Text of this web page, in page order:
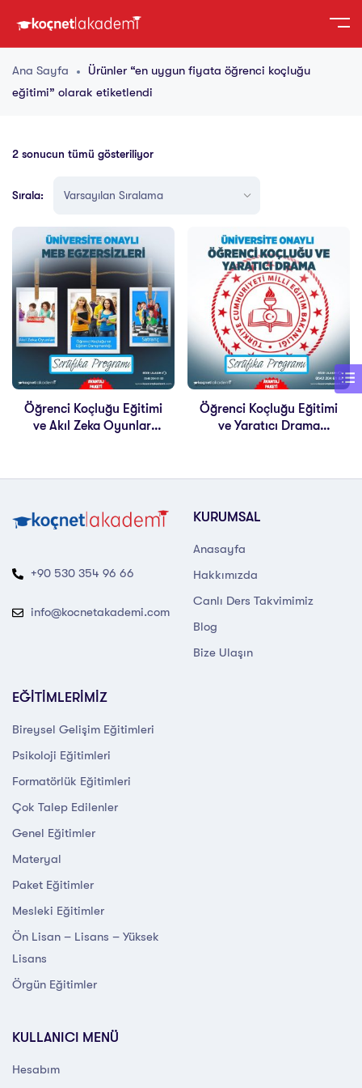
Ana Sayfa
Ürünler “en uygun fiyata öğrenci koçluğu
eğitimi” olarak etiketlendi
2 sonucun tümü gösteriliyor
Sırala:
Öğrenci Koçluğu Eğitimi
ve Akıl Zeka Oyunları
Öğrenci Koçluğu Eğitimi
ve Yaratıcı Drama
+90 530 354 96 66
info@kocnetakademi.com
KURUMSAL
Anasayfa
Hakkımızda
Canlı Ders Takvimimiz
Blog
Bize Ulaşın
EĞİTİMLERİMİZ
Bireysel Gelişim Eğitimleri
Psikoloji Eğitimleri
Formatörlük Eğitimleri
Çok Talep Edilenler
Genel Eğitimler
Materyal
Paket Eğitimler
Mesleki Eğitimler
Ön Lisan – Lisans – Yüksek
Lisans
Örgün Eğitimler
KULLANICI MENÜ
Hesabım